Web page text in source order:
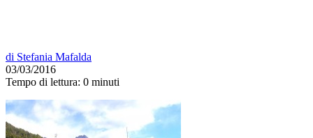
di Stefania Mafalda
03/03/2016
Tempo di lettura: 0 minuti